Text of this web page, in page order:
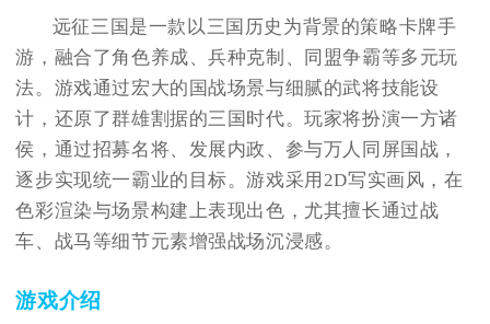
远征三国是一款以三国历史为背景的策略卡牌手
游，融合了角色养成、兵种克制、同盟争霸等多元玩
法。游戏通过宏大的国战场景与细腻的武将技能设
计，还原了群雄割据的三国时代。玩家将扮演一方诸
侯，通过招募名将、发展内政、参与万人同屏国战，
逐步实现统一霸业的目标。游戏采用2D写实画风，在
色彩渲染与场景构建上表现出色，尤其擅长通过战
车、战马等细节元素增强战场沉浸感。
游戏介绍